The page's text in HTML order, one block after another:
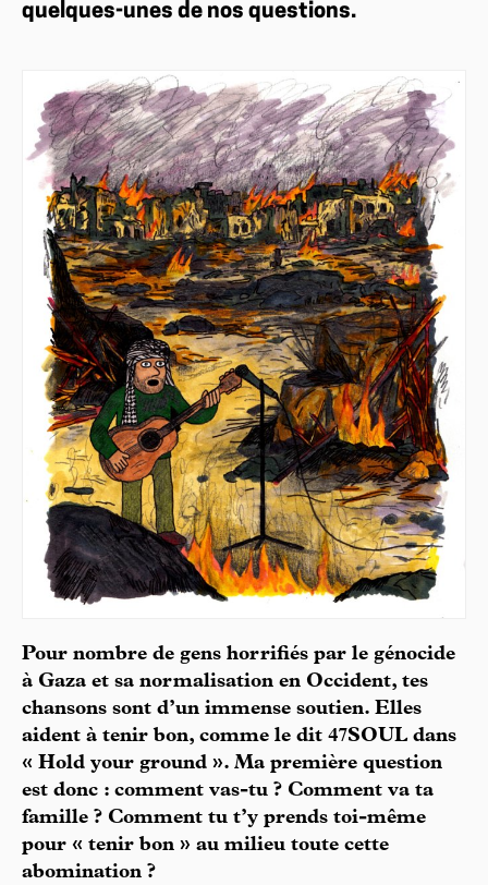
quelques-unes de nos questions.
Pour nombre de gens horrifiés par le génocide
à Gaza et sa normalisation en Occident, tes
chansons sont d’un immense soutien. Elles
aident à tenir bon, comme le dit 47SOUL dans
« Hold your ground ». Ma première question
est donc : comment vas-tu ? Comment va ta
famille ? Comment tu t’y prends toi-même
pour « tenir bon » au milieu toute cette
abomination ?